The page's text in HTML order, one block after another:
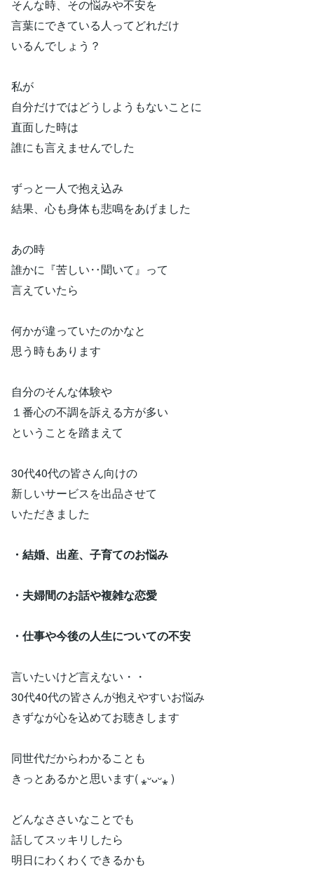
そんな時、その悩みや不安を
言葉にできている人ってどれだけ
いるんでしょう？
私が
自分だけではどうしようもないことに
直面した時は
誰にも言えませんでした
ずっと一人で抱え込み
結果、心も身体も悲鳴をあげました
あの時
誰かに『苦しい‥聞いて』って
言えていたら
何かが違っていたのかなと
思う時もあります
自分のそんな体験や
１番心の不調を訴える方が多い
ということを踏まえて
30代40代の皆さん向けの
新しいサービスを出品させて
いただきました
・結婚、出産、子育てのお悩み
・夫婦間のお話や複雑な恋愛
・仕事や今後の人生についての不安
言いたいけど言えない・・
30代40代の皆さんが抱えやすいお悩み
きずなが心を込めてお聴きします
同世代だからわかることも
きっとあるかと思います( ⁎ᵕᴗᵕ⁎ )
どんなささいなことでも
話してスッキリしたら
明日にわくわくできるかも